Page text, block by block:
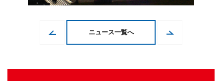
ニュース一覧へ